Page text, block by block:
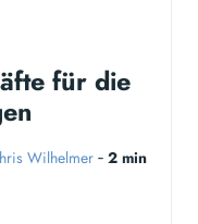
für die
Wilhelmer ‐ 2 min